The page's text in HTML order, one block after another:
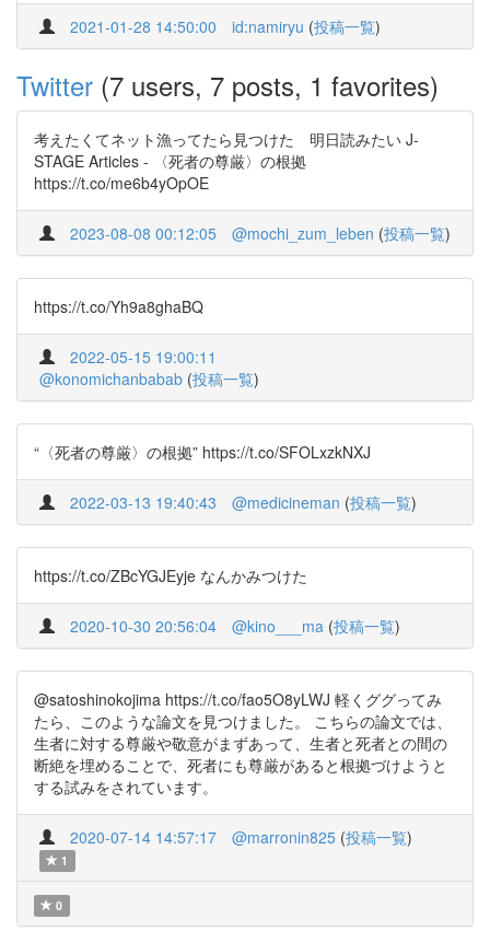
2021-01-28 14:50:00 id:namiryu (投稿一覧)
Twitter (7 users, 7 posts, 1 favorites)
考えたくてネット漁ってたら見つけた 明日読みたい J-
STAGE Articles - 〈死者の尊厳〉の根拠
https://t.co/me6b4yOpOE
2023-08-08 00:12:05 @mochi_zum_leben (投稿一覧)
https://t.co/Yh9a8ghaBQ
2022-05-15 19:00:11
@konomichanbabab (投稿一覧)
“〈死者の尊厳〉の根拠” https://t.co/SFOLxzkNXJ
2022-03-13 19:40:43 @medicineman (投稿一覧)
https://t.co/ZBcYGJEyje なんかみつけた
2020-10-30 20:56:04 @kino___ma (投稿一覧)
@satoshinokojima https://t.co/fao5O8yLWJ 軽くググってみ
たら、このような論文を見つけました。 こちらの論文では、
生者に対する尊厳や敬意がまずあって、生者と死者との間の
断絶を埋めることで、死者にも尊厳があると根拠づけようと
する試みをされています。
2020-07-14 14:57:17 @marronin825 (投稿一覧)
1
0